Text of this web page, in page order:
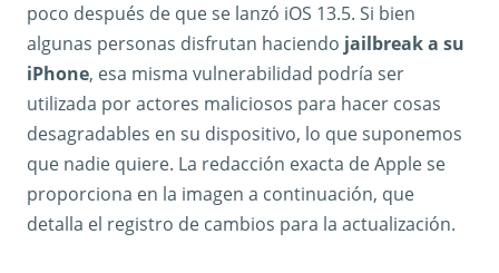
poco después de que se lanzó iOS 13.5. Si bien
algunas personas disfrutan haciendo jailbreak a su
iPhone, esa misma vulnerabilidad podría ser
utilizada por actores maliciosos para hacer cosas
desagradables en su dispositivo, lo que suponemos
que nadie quiere. La redacción exacta de Apple se
proporciona en la imagen a continuación, que
detalla el registro de cambios para la actualización.